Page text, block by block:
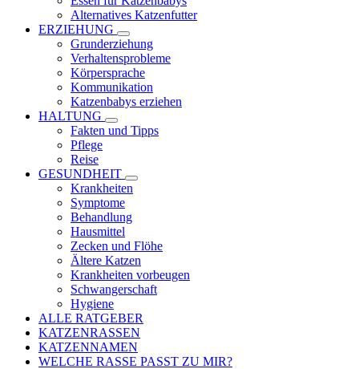
Alternatives Katzenfutter
ERZIEHUNG
Grunderziehung
Verhaltensprobleme
Körpersprache
Kommunikation
Katzenbabys erziehen
HALTUNG
Fakten und Tipps
Pflege
Reise
GESUNDHEIT
Krankheiten
Symptome
Behandlung
Hausmittel
Zecken und Flöhe
Ältere Katzen
Krankheiten vorbeugen
Schwangerschaft
Hygiene
ALLE RATGEBER
KATZENRASSEN
KATZENNAMEN
WELCHE RASSE PASST ZU MIR?